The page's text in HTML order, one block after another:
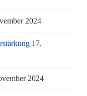
2024
17.
2024